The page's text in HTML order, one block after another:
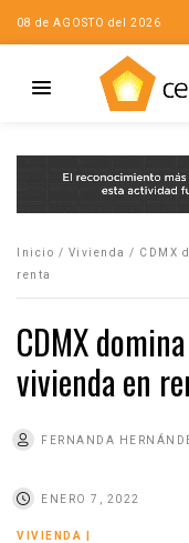
08 de AGOSTO del 2026
Inicio / Vivienda / CDMX
renta
CDMX
vivienda en
FERNANDA
ENERO 7, 2022
VIVIENDA